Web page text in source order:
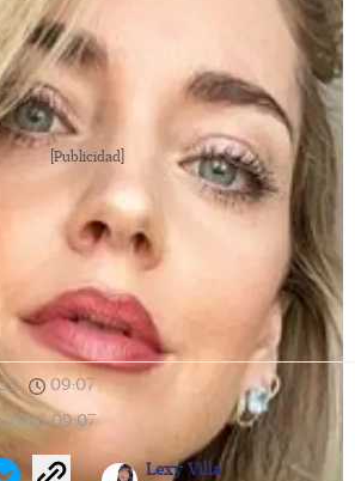
[Publicidad]
| 09:07 |
2023 09:07
Lexy Villa